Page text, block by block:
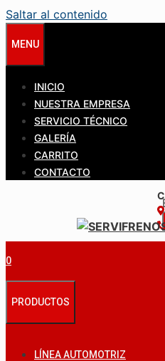
Saltar al contenido
MENU
INICIO
NUESTRA EMPRESA
SERVICIO TÉCNICO
GALERÍA
CARRITO
CONTACTO
0
PRODUCTOS
LÍNEA AUTOMOTRIZ